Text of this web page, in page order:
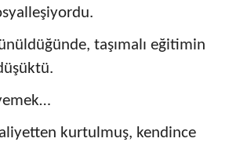
taşımalı eğitimin
kurtulmuş, kendince